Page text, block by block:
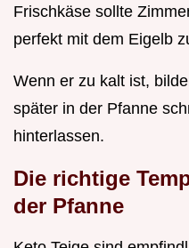
Frischkäse sollte
perfekt mit dem Eigelb
Wenn er zu kalt ist,
später in der Pfanne
hinterlassen.
Die richtige
der Pfanne